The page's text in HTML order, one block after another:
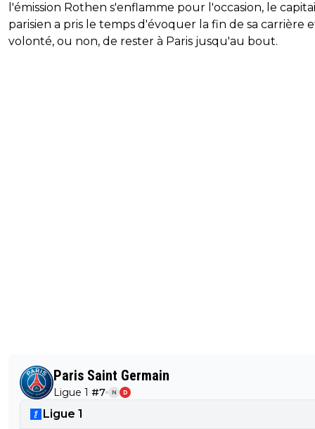
l'émission Rothen s'enflamme pour l'occasion, le
parisien a pris le temps d'évoquer la fin de sa carrière
volonté, ou non, de rester à Paris jusqu'au bout.
Paris Saint Germain
Ligue 1 #7 N D
Ligue 1